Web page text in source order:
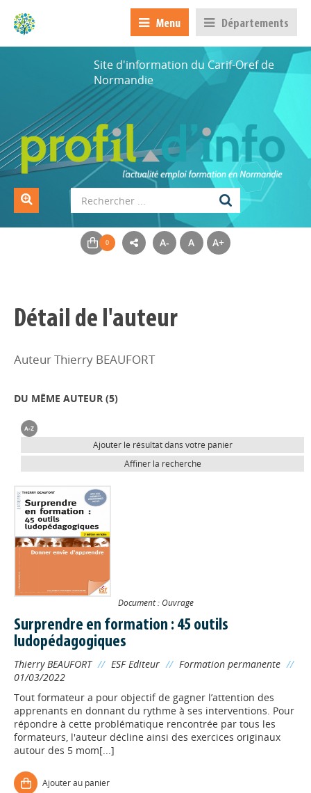
Menu Départements
Site d'information du Carif-Oref de
Normandie
A- A A+
Détail de l'auteur
Auteur Thierry BEAUFORT
DU MÊME AUTEUR (5)
Ajouter le résultat dans votre panier
Affiner la recherche
Document : Ouvrage
Surprendre en formation : 45 outils
ludopédagogiques
Thierry BEAUFORT // ESF Editeur // Formation permanente //
01/03/2022
Tout formateur a pour objectif de gagner l’attention des
apprenants en donnant du rythme à ses interventions. Pour
répondre à cette problématique rencontrée par tous les
formateurs, l'auteur décline ainsi des exercices originaux
autour des 5 mom[...]
Ajouter au panier